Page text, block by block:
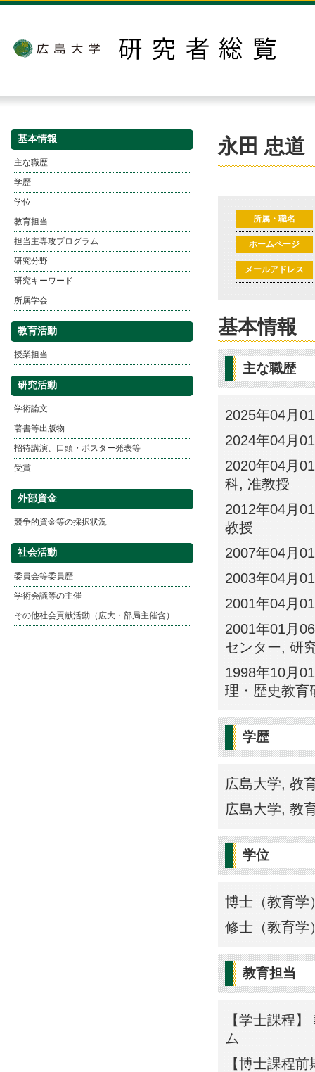
基本情報
主な職歴
学歴
学位
教育担当
担当主専攻プログラム
研究分野
研究キーワード
所属学会
教育活動
授業担当
研究活動
学術論文
著書等出版物
招待講演、口頭・ポスター発表等
受賞
外部資金
競争的資金等の採択状況
社会活動
委員会等委員歴
学術会議等の主催
その他社会貢献活動（広大・部局主催含）
永田 忠道
所属・職名
ホームページ
メールアドレス
基本情報
主な職歴
2025年04月
2024年04月
2020年04月
科, 准教授
2012年04月
教授
2007年04月
2003年04月
2001年04月
2001年01月
センター, 研
1998年10月
理・歴史教育
学歴
広島大学, 教
広島大学, 教
学位
博士（教育
修士（教育
教育担当
【学士課程
ム
【博士課程